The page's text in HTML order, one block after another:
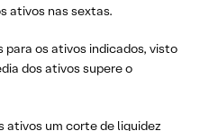
ativos nas sextas.
para os ativos indicados, visto
dos ativos supere o
ativos um corte de liquidez